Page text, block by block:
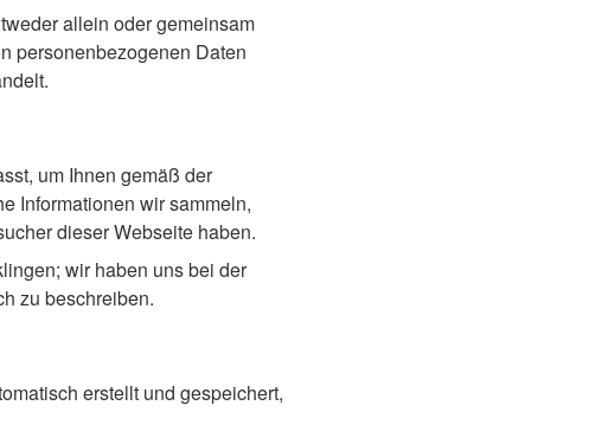
allein oder gemeinsam
personenbezogenen Daten
um Ihnen gemäß der
Informationen wir sammeln,
dieser Webseite haben.
wir haben uns bei der
zu beschreiben.
erstellt und gespeichert,